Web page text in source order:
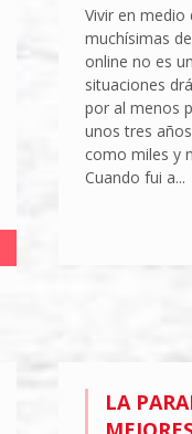
Vivir en medio
muchísimas
online no es
situaciones
por al menos
unos tres
como miles y
Cuando fui a...
LA